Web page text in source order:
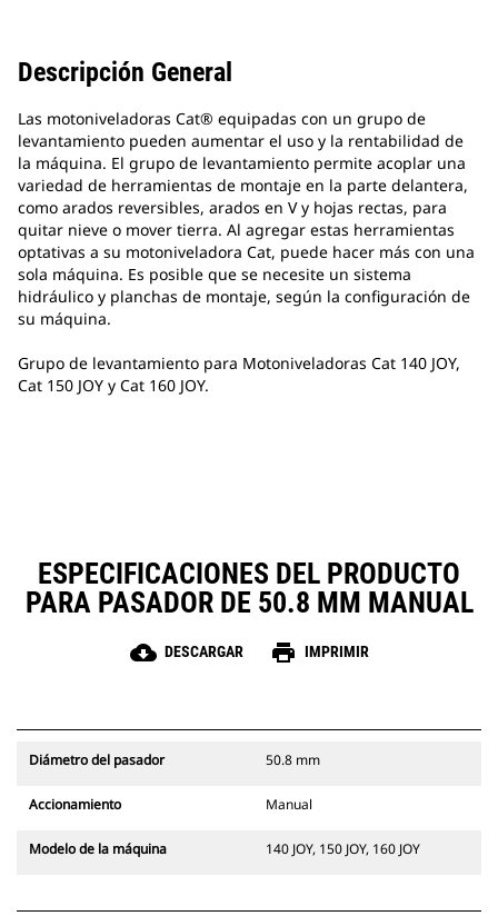
Descripción General
Las motoniveladoras Cat® equipadas con un grupo de
levantamiento pueden aumentar el uso y la rentabilidad de
la máquina. El grupo de levantamiento permite acoplar una
variedad de herramientas de montaje en la parte delantera,
como arados reversibles, arados en V y hojas rectas, para
quitar nieve o mover tierra. Al agregar estas herramientas
optativas a su motoniveladora Cat, puede hacer más con una
sola máquina. Es posible que se necesite un sistema
hidráulico y planchas de montaje, según la configuración de
su máquina.
Grupo de levantamiento para Motoniveladoras Cat 140 JOY,
Cat 150 JOY y Cat 160 JOY.
ESPECIFICACIONES DEL PRODUCTO
PARA PASADOR DE 50.8 MM MANUAL
cloud_download DESCARGAR print IMPRIMIR
Diámetro del pasador 50.8 mm
Accionamiento Manual
Modelo de la máquina 140 JOY, 150 JOY, 160 JOY